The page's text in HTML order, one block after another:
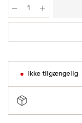
Ikke tilgængelig